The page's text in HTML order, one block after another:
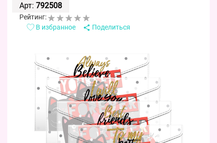
Арт: 792508
Рейтинг:
В избранное
Поделиться